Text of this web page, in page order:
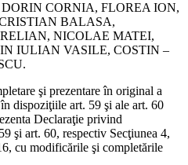
CORNIA, FLOREA ION,
BALASA,
NICOLAE MATEI,
IULIAN VASILE, COSTIN –
şi prezentare în original a
dispoziţiile art. 59 şi ale art. 60
Declaraţie privind
şi art. 60, respectiv Secţiunea 4,
cu modificările şi completările